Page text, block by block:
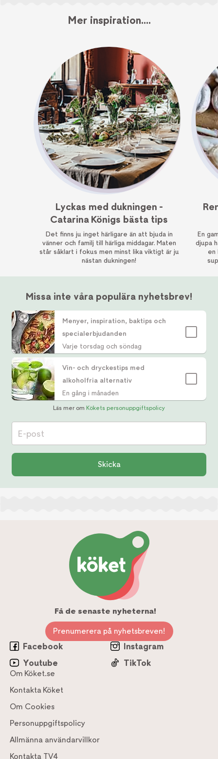
Mer inspiration....
Lyckas med dukningen -
Catarina Königs bästa tips
Det finns ju inget härligare än att bjuda in
vänner och familj till härliga middagar. Maten
står såklart i fokus men minst lika viktigt är ju
nästan dukningen!
En
djupa
en
Missa inte våra populära nyhetsbrev!
Menyer, inspiration, baktips och
specialerbjudanden
Varje torsdag och söndag
Vin- och dryckestips med
alkoholfria alternativ
En gång i månaden
Läs mer om Kökets personuppgiftspolicy
E-post
Skicka
Få de senaste nyheterna!
Prenumerera på nyhetsbreven!
Facebook
Instagram
Youtube
TikTok
Om Köket.se
Kontakta Köket
Om Cookies
Personuppgiftspolicy
Allmänna användarvillkor
Kontakta TV4